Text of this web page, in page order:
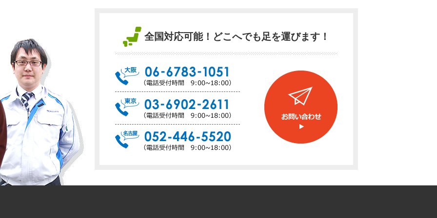
全国対応可能！どこへでも足を運びます！